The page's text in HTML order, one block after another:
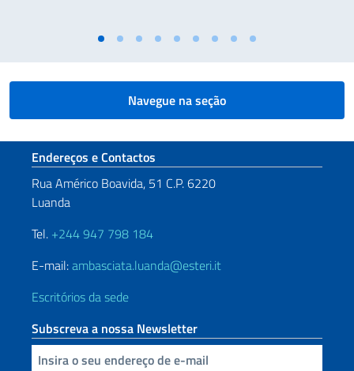
Navegue na seção
Seção de rodapé
Endereços e Contactos
Rua Américo Boavida, 51 C.P. 6220
Luanda
Tel. +244 947 798 184
E-mail:ambasciata.luanda@esteri.it
Escritórios da sede
Subscreva a nossa Newsletter
Inserisci la tua email